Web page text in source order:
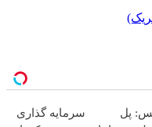
پل
سرمایه گذاری